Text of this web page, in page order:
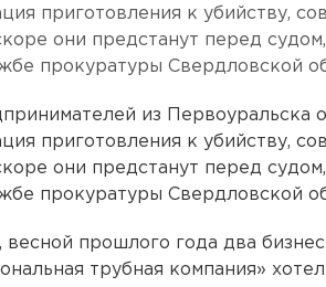
приготовления к убийству,
они предстанут перед
прокуратуры Свердловской
из Первоуральска
приготовления к убийству,
они предстанут перед
прокуратуры Свердловской
весной прошлого года два
трубная компания»